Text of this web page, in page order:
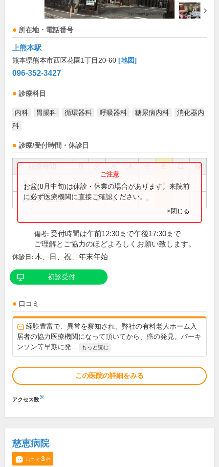
所在地・電話番号
上熊本駅
熊本県熊本市西区花園1丁目20-60 [地図]
096-352-3427
診療科目
内科 胃腸科 循環器科 呼吸器科 糖尿病内科
消化器内
科
診療/受付時間・休診日
祝
8:30～13:00 ● ● ● ●
14:30～18:00 ● ● ●
お盆(8月中旬)は休診・休業の場合があります。来院前
に必ず医療機関に直接ご確認ください。
×閉じる
備考: 受付時間は午前12:30まで午後17:30まで
ご理解とご協力のほどよろしくお願い致します。
休診日: 木、日、祝、年末年始
初診受付
口コミ
経験豊富で、異常を察知され、弊社の有料老人ホーム入
居者の協力医療機関になって頂いてから、癌の発見、パーキ
ンソン等早期に発...
もっと読む
この医院の詳細をみる
アクセス数※
慈恵病院
口コミ 3件